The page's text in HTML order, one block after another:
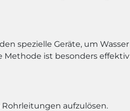
spezielle Geräte, um Wasser
Methode ist besonders effektiv
aufzulösen.